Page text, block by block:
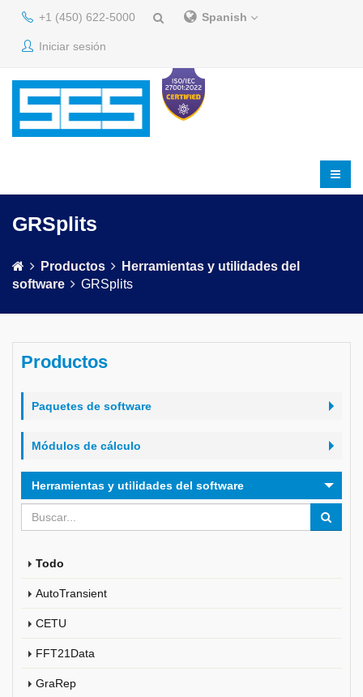
+1 (450) 622-5000 Spanish
Iniciar sesión
GRSplits
Productos
Herramientas y utilidades del
software
GRSplits
Productos
Paquetes de software
Módulos de cálculo
Herramientas y utilidades del software
Todo
AutoTransient
CETU
FFT21Data
GraRep